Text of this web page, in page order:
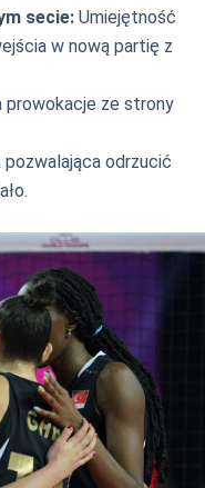
secie: Umiejętność
w nową partię z
prowokacje ze strony
pozwalająca odrzucić